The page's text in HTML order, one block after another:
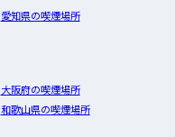
愛知県の喫煙場所
大阪府の喫煙場所
和歌山県の喫煙場所